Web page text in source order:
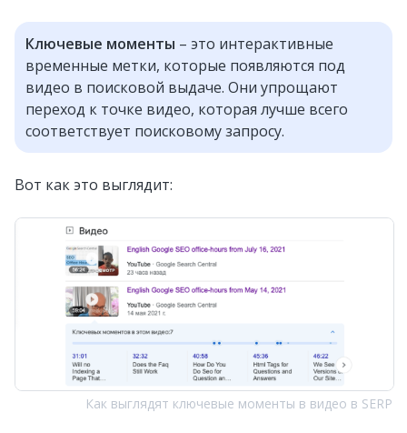
Ключевые моменты – это интерактивные
временные метки, которые появляются под
видео в поисковой выдаче. Они упрощают
переход к точке видео, которая лучше всего
соответствует поисковому запросу.
Вот как это выглядит:
Как выглядят ключевые моменты в видео в SERP